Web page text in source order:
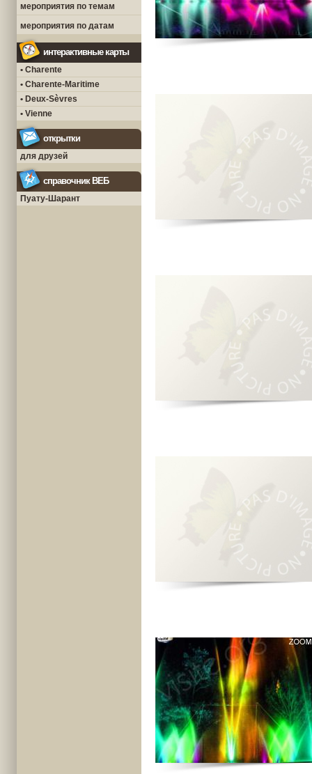
мероприятия по темам
мероприятия по датам
интерактивные карты
• Charente
• Charente-Maritime
• Deux-Sèvres
• Vienne
открытки
для друзей
справочник ВЕБ
Пуату-Шарант